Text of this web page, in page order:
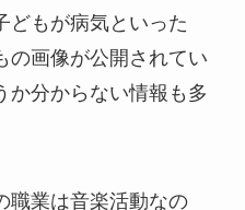
どもが病気といった
の画像が公開されてい
か分からない情報も多
職業は音楽活動なの